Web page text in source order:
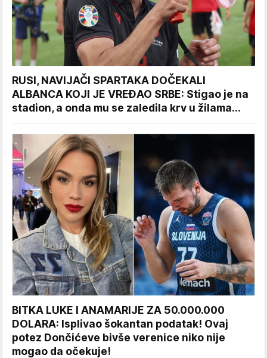
RUSI, NAVIJAČI SPARTAKA DOČEKALI
ALBANCA KOJI JE VREĐAO SRBE: Stigao je na
stadion, a onda mu se zaledila krv u žilama...
BITKA LUKE I ANAMARIJE ZA 50.000.000
DOLARA: Isplivao šokantan podatak! Ovaj
potez Dončićeve bivše verenice niko nije
mogao da očekuje!